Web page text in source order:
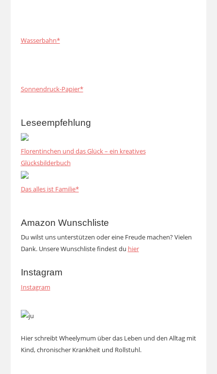
Wasserbahn*
Sonnendruck-Papier*
Leseempfehlung
Florentinchen und das Glück – ein kreatives
Glücksbilderbuch
Das alles ist Familie*
Amazon Wunschliste
Du wilst uns unterstützen oder eine Freude machen? Vielen
Dank. Unsere Wunschliste findest du hier
Instagram
Instagram
Hier schreibt Wheelymum über das Leben und den Alltag mit
Kind, chronischer Krankheit und Rollstuhl.